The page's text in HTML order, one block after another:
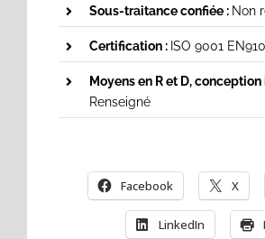
Sous-traitance confiée : Non
Certification : ISO 9001
Moyens en R et D, conception
Renseigné
Facebook X
LinkedIn